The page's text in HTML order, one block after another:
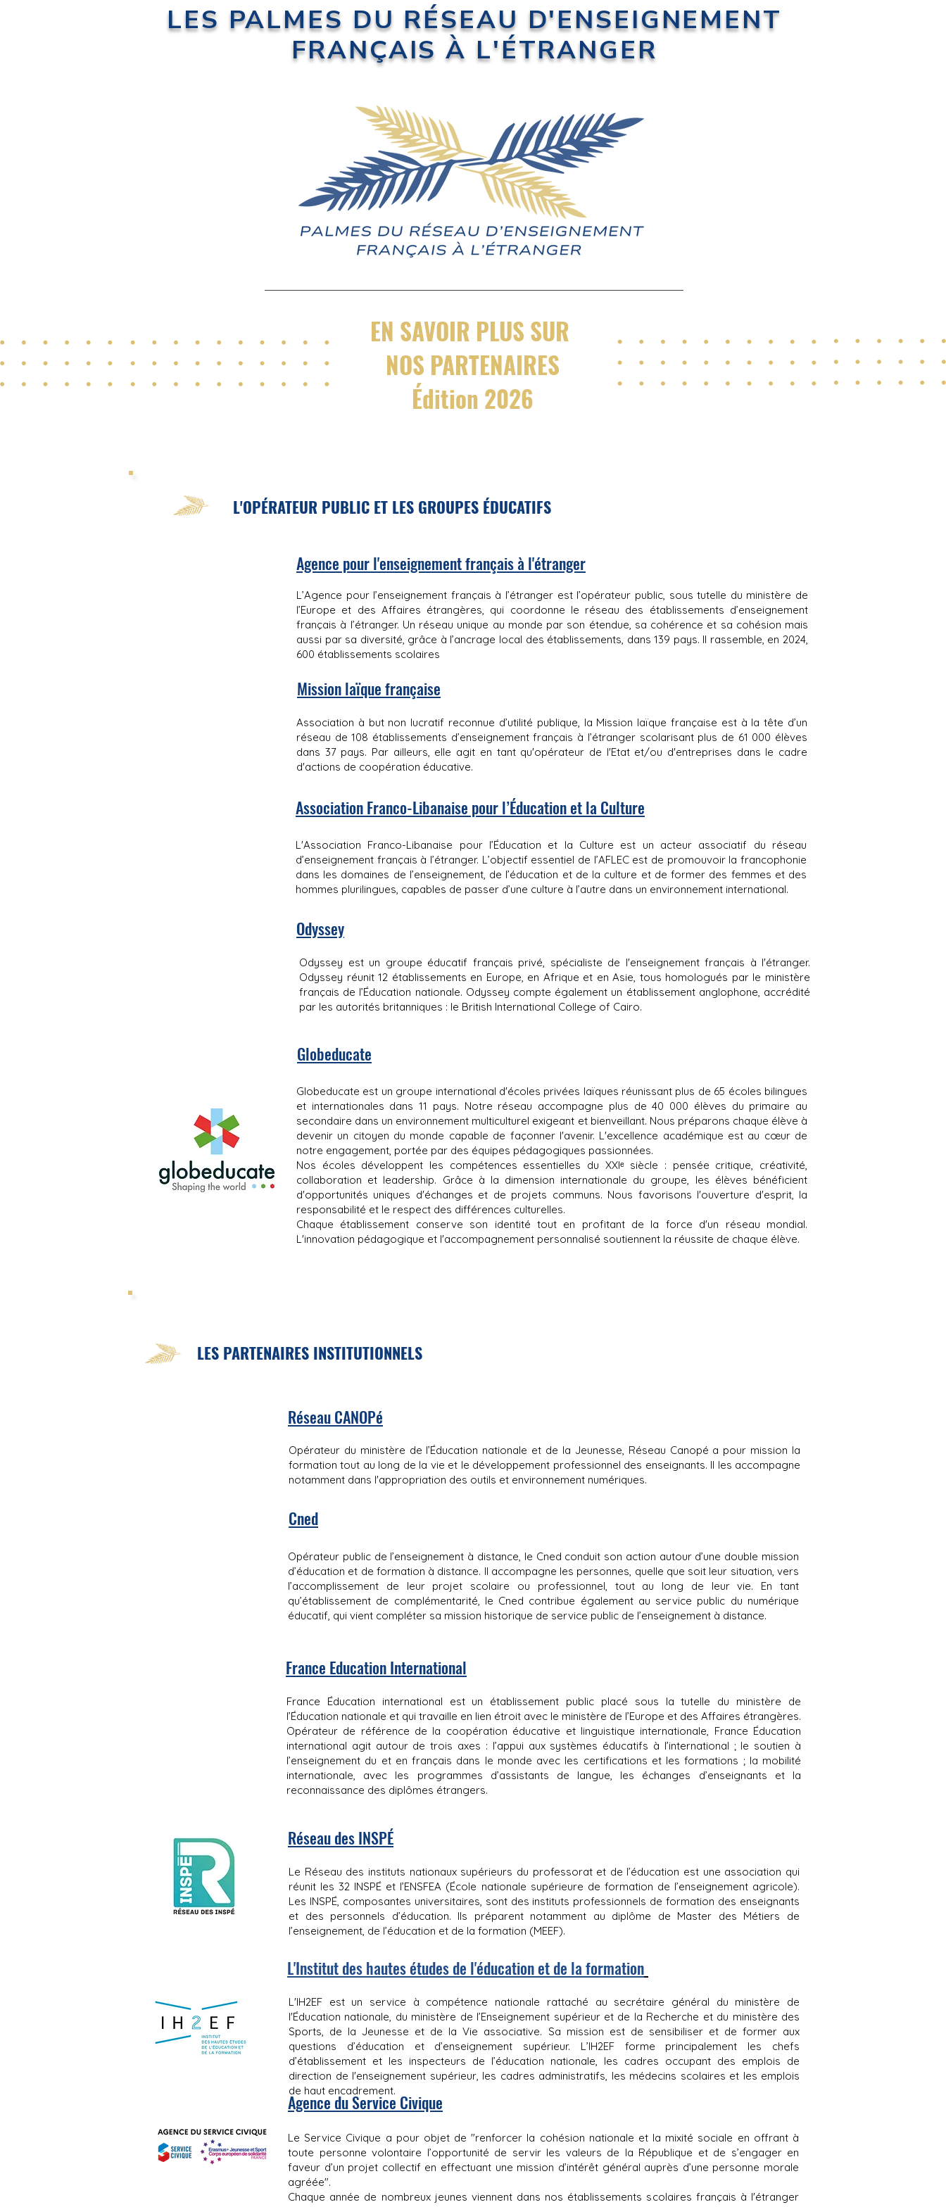
LES PALMES DU RÉSEAU D'ENSEIGNEMENT
FRANÇAIS À L'ÉTRANGER
EN SAVOIR PLUS SUR
NOS PARTENAIRES
Édition 2026
L'OPÉRATEUR PUBLIC ET LES GROUPES ÉDUCATIFS
Agence pour l'enseignement français à l'étranger
L’Agence pour l’enseignement français à l’étranger est l’opérateur public, sous tutelle du ministère de
l’Europe et des Affaires étrangères, qui coordonne le réseau des établissements d’enseignement
français à l’étranger. Un réseau unique au monde par son étendue, sa cohérence et sa cohésion mais
aussi par sa diversité, grâce à l’ancrage local des établissements, dans 139 pays. Il rassemble, en 2024,
600 établissements scolaires
Mission laïque française
Association à but non lucratif reconnue d’utilité publique, la Mission laïque française est à la tête d’un
réseau de 108 établissements d’enseignement français à l’étranger scolarisant plus de 61 000 élèves
dans 37 pays. Par ailleurs, elle agit en tant qu'opérateur de l'Etat et/ou d'entreprises dans le cadre
d'actions de coopération éducative.
Association Franco-Libanaise pour l’Éducation et la Culture
L'Association Franco-Libanaise pour l’Éducation et la Culture est un acteur associatif du réseau
d’enseignement français à l’étranger. L’objectif essentiel de l’AFLEC est de promouvoir la francophonie
dans les domaines de l’enseignement, de l’éducation et de la culture et de former des femmes et des
hommes plurilingues, capables de passer d’une culture à l’autre dans un environnement international.
Odyssey
Odyssey est un groupe éducatif français privé, spécialiste de l'enseignement français à l'étranger.
Odyssey réunit 12 établissements en Europe, en Afrique et en Asie, tous homologués par le ministère
français de l’Éducation nationale. Odyssey compte également un établissement anglophone, accrédité
par les autorités britanniques : le British International College of Cairo.
Globeducate
Globeducate est un groupe international d'écoles privées laïques réunissant plus de 65 écoles bilingues
et internationales dans 11 pays. Notre réseau accompagne plus de 40 000 élèves du primaire au
secondaire dans un environnement multiculturel exigeant et bienveillant. Nous préparons chaque élève à
devenir un citoyen du monde capable de façonner l'avenir. L'excellence académique est au cœur de
notre engagement, portée par des équipes pédagogiques passionnées.
Nos écoles développent les compétences essentielles du XXIᵉ siècle : pensée critique, créativité,
collaboration et leadership. Grâce à la dimension internationale du groupe, les élèves bénéficient
d'opportunités uniques d'échanges et de projets communs. Nous favorisons l'ouverture d'esprit, la
responsabilité et le respect des différences culturelles.
Chaque établissement conserve son identité tout en profitant de la force d'un réseau mondial.
L'innovation pédagogique et l'accompagnement personnalisé soutiennent la réussite de chaque élève.
LES PARTENAIRES INSTITUTIONNELS
Réseau CANOPé
Opérateur du ministère de l’Éducation nationale et de la Jeunesse, Réseau Canopé a pour mission la
formation tout au long de la vie et le développement professionnel des enseignants. Il les accompagne
notamment dans l'appropriation des outils et environnement numériques.
Cned
Opérateur public de l’enseignement à distance, le Cned conduit son action autour d’une double mission
d’éducation et de formation à distance. Il accompagne les personnes, quelle que soit leur situation, vers
l’accomplissement de leur projet scolaire ou professionnel, tout au long de leur vie. En tant
qu’établissement de complémentarité, le Cned contribue également au service public du numérique
éducatif, qui vient compléter sa mission historique de service public de l’enseignement à distance.
France Education International
France Éducation international est un établissement public placé sous la tutelle du ministère de
l’Éducation nationale et qui travaille en lien étroit avec le ministère de l’Europe et des Affaires étrangères.
Opérateur de référence de la coopération éducative et linguistique internationale, France Éducation
international agit autour de trois axes : l’appui aux systèmes éducatifs à l’international ; le soutien à
l’enseignement du et en français dans le monde avec les certifications et les formations ; la mobilité
internationale, avec les programmes d’assistants de langue, les échanges d’enseignants et la
reconnaissance des diplômes étrangers.
Réseau des INSPÉ
Le Réseau des instituts nationaux supérieurs du professorat et de l’éducation est une association qui
réunit les 32 INSPÉ et l’ENSFEA (École nationale supérieure de formation de l’enseignement agricole).
Les INSPÉ, composantes universitaires, sont des instituts professionnels de formation des enseignants
et des personnels d’éducation. Ils préparent notamment au diplôme de Master des Métiers de
l’enseignement, de l’éducation et de la formation (MEEF).
L'Institut des hautes études de l'éducation et de la formation
L'IH2EF est un service à compétence nationale rattaché au secrétaire général du ministère de
l'Éducation nationale, du ministère de l’Enseignement supérieur et de la Recherche et du ministère des
Sports, de la Jeunesse et de la Vie associative. Sa mission est de sensibiliser et de former aux
questions d’éducation et d’enseignement supérieur. L’IH2EF forme principalement les chefs
d’établissement et les inspecteurs de l’éducation nationale, les cadres occupant des emplois de
direction de l'enseignement supérieur, les cadres administratifs, les médecins scolaires et les emplois
de haut encadrement.
Le Service Civique a pour objet de "renforcer la cohésion nationale et la mixité sociale en offrant à
toute personne volontaire l’opportunité de servir les valeurs de la République et de s’engager en
faveur d’un projet collectif en effectuant une mission d’intérêt général auprès d’une personne morale
agréée".
Chaque année de nombreux jeunes viennent dans nos établissements scolaires français à l'étranger
Agence du Service Civique